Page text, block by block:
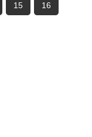
15 16